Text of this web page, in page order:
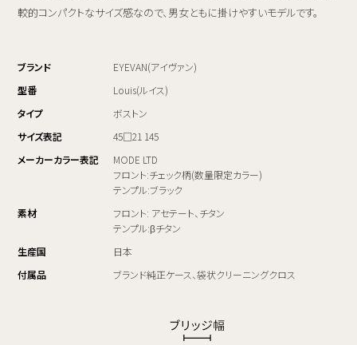
較的コンパクトなサイズ感なので、男女ともに掛けやすいモデルです。
ブランド
EYEVAN(アイヴァン)
型番
Louis(ルイス)
タイプ
ボストン
サイズ表記
45□21 145
メーカーカラー表記
MODE LTD
フロント:チェック柄(数量限定カラー)
テンプル:ブラック
素材
フロント: アセテート、チタン
テンプル:βチタン
生産国
日本
付属品
ブランド純正ケース、袋状クリーニングクロス